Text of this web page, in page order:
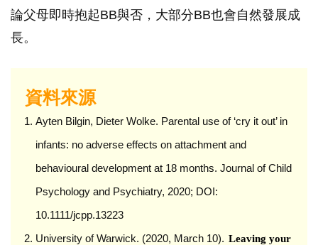
論父母即時抱起BB與否，大部分BB也會自然發展成
長。
資料來源
Ayten Bilgin, Dieter Wolke. Parental use of ‘cry it out’ in
infants: no adverse effects on attachment and
behavioural development at 18 months. Journal of Child
Psychology and Psychiatry, 2020; DOI:
10.1111/jcpp.13223
University of Warwick. (2020, March 10). Leaving your